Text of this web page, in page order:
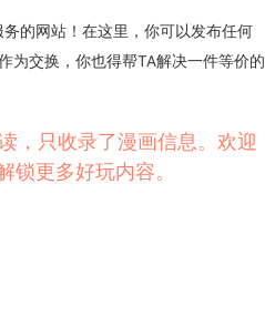
的网站！在这里，你可以发布任何
为交换，你也得帮TA解决一件等价的
，只收录了漫画信息。欢迎
锁更多好玩内容。